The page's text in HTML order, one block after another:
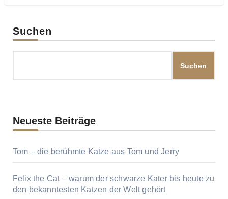
Suchen
Suchen
Neueste Beiträge
Tom – die berühmte Katze aus Tom und Jerry
Felix the Cat – warum der schwarze Kater bis heute zu
den bekanntesten Katzen der Welt gehört